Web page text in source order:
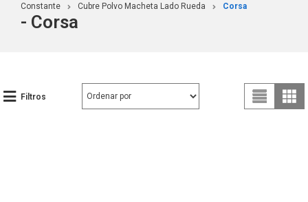
Constante
Cubre Polvo Macheta Lado Rueda Corsa
- Corsa
Filtros